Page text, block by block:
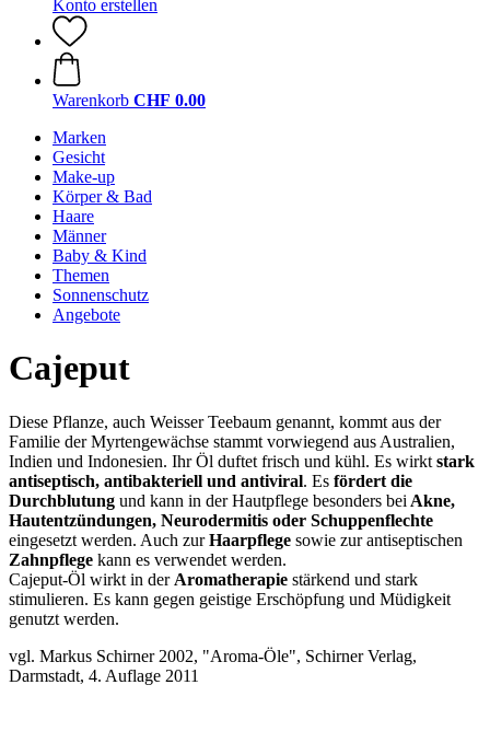
Konto erstellen
Warenkorb CHF 0.00
Marken
Gesicht
Make-up
Körper & Bad
Haare
Männer
Baby & Kind
Themen
Sonnenschutz
Angebote
Cajeput
Diese Pflanze, auch Weisser Teebaum genannt, kommt aus der
Familie der Myrtengewächse stammt vorwiegend aus Australien,
Indien und Indonesien. Ihr Öl duftet frisch und kühl. Es wirkt stark
antiseptisch, antibakteriell und antiviral. Es fördert die
Durchblutung und kann in der Hautpflege besonders bei Akne,
Hautentzündungen, Neurodermitis oder Schuppenflechte
eingesetzt werden. Auch zurHaarpflege sowie zur antiseptischen
Zahnpflege kann es verwendet werden.
Cajeput-Öl wirkt in der Aromatherapie stärkend und stark
stimulieren. Es kann gegen geistige Erschöpfung und Müdigkeit
genutzt werden.
vgl. Markus Schirner 2002, "Aroma-Öle", Schirner Verlag,
Darmstadt, 4. Auflage 2011